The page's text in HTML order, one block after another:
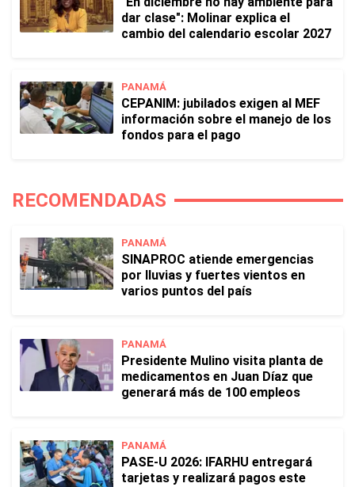
dar clase": Molinar explica el
cambio del calendario escolar 2027
PANAMÁ
CEPANIM: jubilados exigen al MEF
información sobre el manejo de los
fondos para el pago
RECOMENDADAS
PANAMÁ
SINAPROC atiende emergencias
por lluvias y fuertes vientos en
varios puntos del país
PANAMÁ
Presidente Mulino visita planta de
medicamentos en Juan Díaz que
generará más de 100 empleos
PANAMÁ
PASE-U 2026: IFARHU entregará
tarjetas y realizará pagos este